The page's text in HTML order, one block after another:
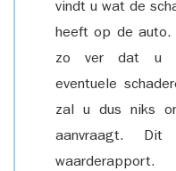
vindt u wat de
heeft op de auto.
zo ver dat u
eventuele
zal u dus niks
aanvraagt.